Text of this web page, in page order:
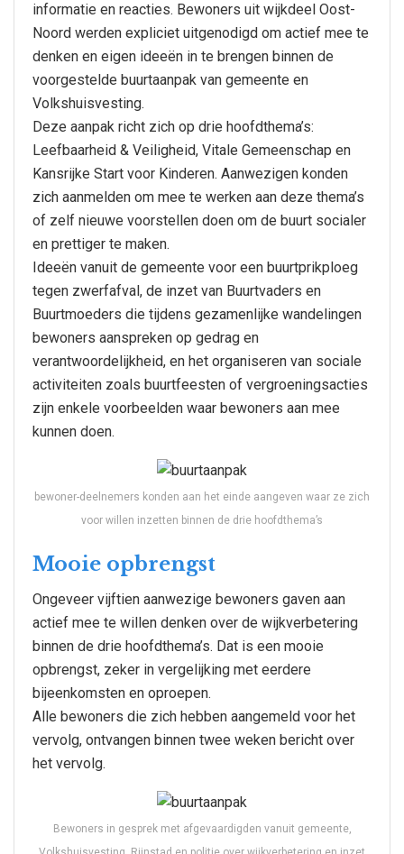
informatie en reacties. Bewoners uit wijkdeel Oost-
Noord werden expliciet uitgenodigd om actief mee te
denken en eigen ideeën in te brengen binnen de
voorgestelde buurtaanpak van gemeente en
Volkshuisvesting.
Deze aanpak richt zich op drie hoofdthema’s:
Leefbaarheid & Veiligheid, Vitale Gemeenschap en
Kansrijke Start voor Kinderen. Aanwezigen konden
zich aanmelden om mee te werken aan deze thema’s
of zelf nieuwe voorstellen doen om de buurt socialer
en prettiger te maken.
Ideeën vanuit de gemeente voor een buurtprikploeg
tegen zwerfafval, de inzet van Buurtvaders en
Buurtmoeders die tijdens gezamenlijke wandelingen
bewoners aanspreken op gedrag en
verantwoordelijkheid, en het organiseren van sociale
activiteiten zoals buurtfeesten of vergroeningsacties
zijn enkele voorbeelden waar bewoners aan mee
kunnen doen.
bewoner-deelnemers konden aan het einde aangeven waar ze zich
voor willen inzetten binnen de drie hoofdthema’s
Mooie opbrengst
Ongeveer vijftien aanwezige bewoners gaven aan
actief mee te willen denken over de wijkverbetering
binnen de drie hoofdthema’s. Dat is een mooie
opbrengst, zeker in vergelijking met eerdere
bijeenkomsten en oproepen.
Alle bewoners die zich hebben aangemeld voor het
vervolg, ontvangen binnen twee weken bericht over
het vervolg.
Bewoners in gesprek met afgevaardigden vanuit gemeente,